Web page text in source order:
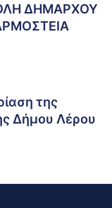
ΔΗΜΑΡΧΟΥ
της
Δήμου Λέρου